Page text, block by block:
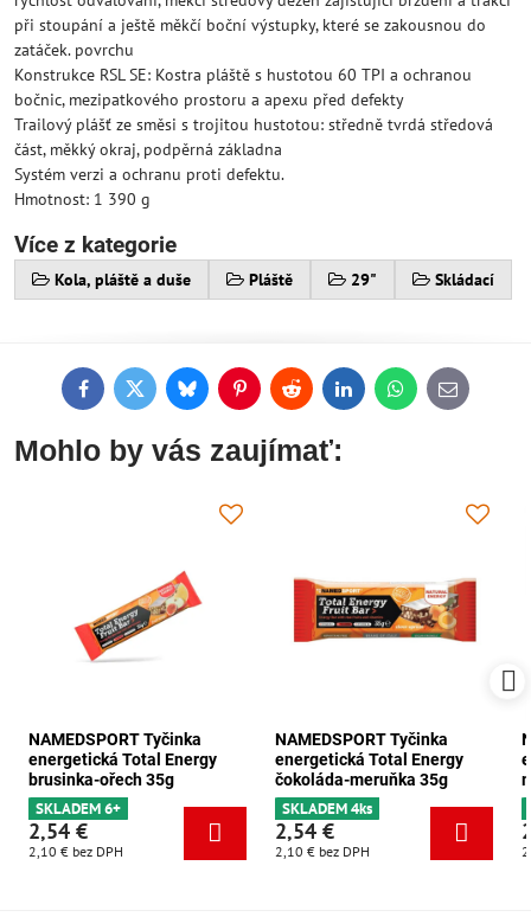
při stoupání a ještě měkčí boční výstupky, které se zakousnou do
zatáček. povrchu
Konstrukce RSL SE: Kostra pláště s hustotou 60 TPI a ochranou
bočnic, mezipatkového prostoru a apexu před defekty
Trailový plášť ze směsi s trojitou hustotou: středně tvrdá středová
část, měkký okraj, podpěrná základna
Systém verzi a ochranu proti defektu.
Hmotnost: 1 390 g
Více z kategorie
Kola, pláště a duše Pláště 29" Skládací
FacebookTwitterBlueskyPinterestReddit LinkedInWhatsApp
E-
mail
Mohlo by vás zaujímať:
NAMEDSPORT Tyčinka
energetická Total Energy
brusinka-ořech 35g
SKLADEM 6+
2,54 €
2,10 € bez DPH
NAMEDSPORT Tyčinka
energetická Total Energy
čokoláda-meruňka 35g
SKLADEM 4ks
2,54 €
2,10 € bez DPH